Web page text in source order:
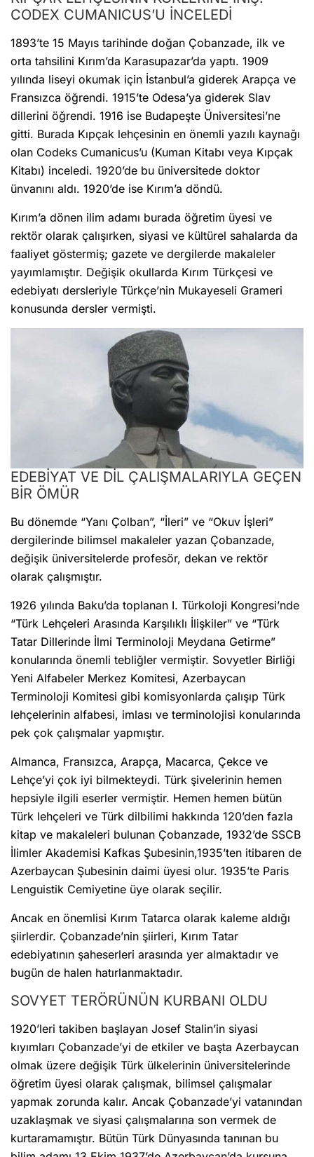
CODEX CUMANICUS’U İNCELEDİ
1893’te 15 Mayıs tarihinde doğan Çobanzade, ilk ve
orta tahsilini Kırım’da Karasupazar’da yaptı. 1909
yılında liseyi okumak için İstanbul’a giderek Arapça ve
Fransızca öğrendi. 1915’te Odesa’ya giderek Slav
dillerini öğrendi. 1916 ise Budapeşte Üniversitesi’ne
gitti. Burada Kıpçak lehçesinin en önemli yazılı kaynağı
olan Codeks Cumanicus’u (Kuman Kitabı veya Kıpçak
Kitabı) inceledi. 1920’de bu üniversitede doktor
ünvanını aldı. 1920’de ise Kırım’a döndü.
Kırım’a dönen ilim adamı burada öğretim üyesi ve
rektör olarak çalışırken, siyasi ve kültürel sahalarda da
faaliyet göstermiş; gazete ve dergilerde makaleler
yayımlamıştır. Değişik okullarda Kırım Türkçesi ve
edebiyatı dersleriyle Türkçe’nin Mukayeseli Grameri
konusunda dersler vermişti.
EDEBİYAT VE DİL ÇALIŞMALARIYLA GEÇEN
BİR ÖMÜR
Bu dönemde “Yanı Çolban”, “İleri” ve “Okuv İşleri”
dergilerinde bilimsel makaleler yazan Çobanzade,
değişik üniversitelerde profesör, dekan ve rektör
olarak çalışmıştır.
1926 yılında Baku’da toplanan I. Türkoloji Kongresi’nde
“Türk Lehçeleri Arasında Karşılıklı İlişkiler” ve “Türk
Tatar Dillerinde İlmi Terminoloji Meydana Getirme”
konularında önemli tebliğler vermiştir. Sovyetler Birliği
Yeni Alfabeler Merkez Komitesi, Azerbaycan
Terminoloji Komitesi gibi komisyonlarda çalışıp Türk
lehçelerinin alfabesi, imlası ve terminolojisi konularında
pek çok çalışmalar yapmıştır.
Almanca, Fransızca, Arapça, Macarca, Çekce ve
Lehçe’yi çok iyi bilmekteydi. Türk şivelerinin hemen
hepsiyle ilgili eserler vermiştir. Hemen hemen bütün
Türk lehçeleri ve Türk dilbilimi hakkında 120’den fazla
kitap ve makaleleri bulunan Çobanzade, 1932’de SSCB
İlimler Akademisi Kafkas Şubesinin,1935’ten itibaren de
Azerbaycan Şubesinin daimi üyesi olur. 1935’te Paris
Lenguistik Cemiyetine üye olarak seçilir.
Ancak en önemlisi Kırım Tatarca olarak kaleme aldığı
şiirlerdir. Çobanzade’nin şiirleri, Kırım Tatar
edebiyatının şaheserleri arasında yer almaktadır ve
bugün de halen hatırlanmaktadır.
SOVYET TERÖRÜNÜN KURBANI OLDU
1920’leri takiben başlayan Josef Stalin’in siyasi
kıyımları Çobanzade’yi de etkiler ve başta Azerbaycan
olmak üzere değişik Türk ülkelerinin üniversitelerinde
öğretim üyesi olarak çalışmak, bilimsel çalışmalar
yapmak zorunda kalır. Ancak Çobanzade’yi vatanından
uzaklaşmak ve siyasi çalışmalarına son vermek de
kurtaramamıştır. Bütün Türk Dünyasında tanınan bu